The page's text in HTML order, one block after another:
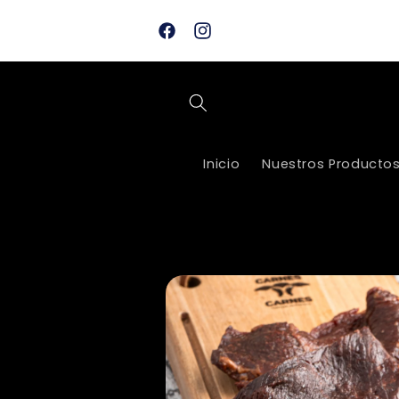
FacebookInstagram
en la web se confirman y procesan de
a.m. a 5:00 p.m.
Inicio Nuestros Productos
directamente
a la
información
del producto